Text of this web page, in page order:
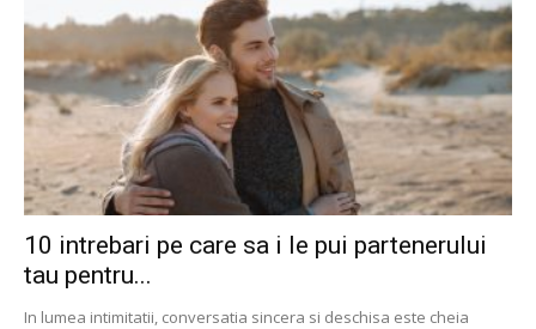
10 intrebari pe care sa i le pui partenerului
tau pentru...
In lumea intimitatii, conversatia sincera si deschisa este cheia